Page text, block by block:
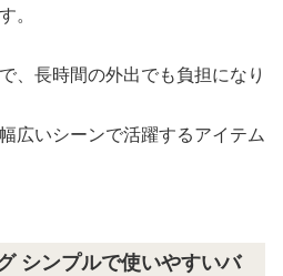
。
、長時間の外出でも負担になり
広いシーンで活躍するアイテム
シンプルで使いやすいバ